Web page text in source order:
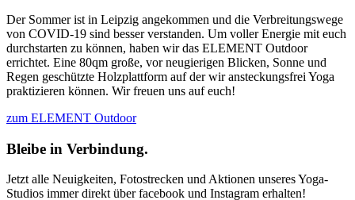
Der Sommer ist in Leipzig angekommen und die Verbreitungswege
von COVID-19 sind besser verstanden. Um voller Energie mit euch
durchstarten zu können, haben wir das ELEMENT Outdoor
errichtet. Eine 80qm große, vor neugierigen Blicken, Sonne und
Regen geschützte Holzplattform auf der wir ansteckungsfrei Yoga
praktizieren können. Wir freuen uns auf euch!
zum ELEMENT Outdoor
Bleibe in Verbindung.
Jetzt alle Neuigkeiten, Fotostrecken und Aktionen unseres Yoga-
Studios immer direkt über facebook und Instagram erhalten!